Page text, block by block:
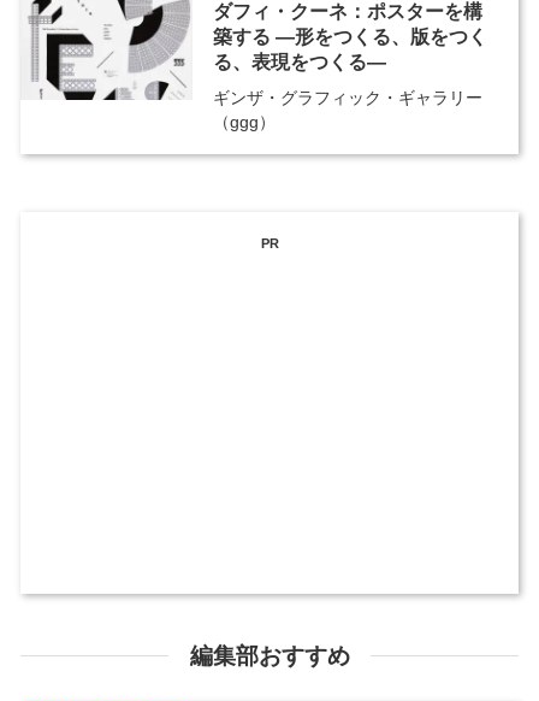
ダフィ・クーネ：ポスターを構
築する ―形をつくる、版をつく
る、表現をつくる―
ギンザ・グラフィック・ギャラリー
（ggg）
PR
編集部おすすめ